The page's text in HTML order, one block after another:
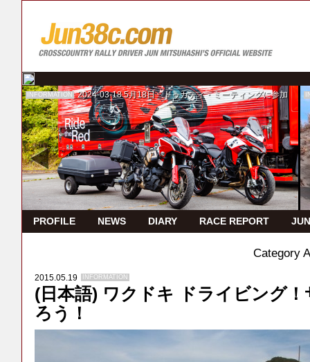
INFORMATION 2024-03-18 5月18日 ドゥカティ・ミーティングに参加
PROFILE NEWS DIARY RACE REPORT
Category
2015.05.19 INFORMATION
(日本語) ワクドキ ドライビング
ろう！